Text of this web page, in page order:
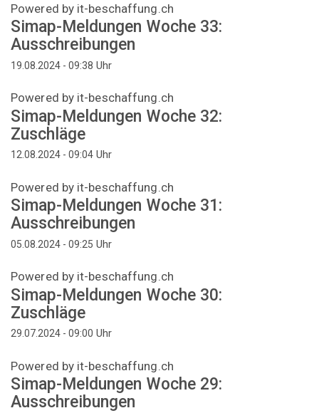
Powered by it-beschaffung.ch
Simap-Meldungen Woche 33:
Ausschreibungen
19.08.2024 - 09:38 Uhr
Powered by it-beschaffung.ch
Simap-Meldungen Woche 32:
Zuschläge
12.08.2024 - 09:04 Uhr
Powered by it-beschaffung.ch
Simap-Meldungen Woche 31:
Ausschreibungen
05.08.2024 - 09:25 Uhr
Powered by it-beschaffung.ch
Simap-Meldungen Woche 30:
Zuschläge
29.07.2024 - 09:00 Uhr
Powered by it-beschaffung.ch
Simap-Meldungen Woche 29:
Ausschreibungen